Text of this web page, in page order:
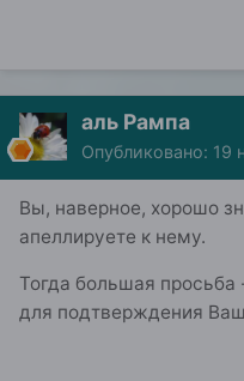
аль Рампа
Опубликовано: 19
Вы, наверное, хорошо
апеллируете к нему.
Тогда большая
для подтверждения